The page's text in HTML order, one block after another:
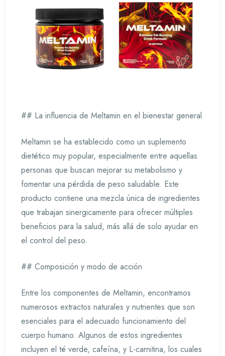
## La influencia de Meltamin en el bienestar general
Meltamin se ha establecido como un suplemento
dietético muy popular, especialmente entre aquellas
personas que buscan mejorar su metabolismo y
fomentar una pérdida de peso saludable. Este
producto contiene una mezcla única de ingredientes
que trabajan sinergicamente para ofrecer múltiples
beneficios para la salud, más allá de solo ayudar en
el control del peso.
## Composición y modo de acción
Entre los componentes de Meltamin, encontramos
numerosos extractos naturales y nutrientes que son
esenciales para el adecuado funcionamiento del
cuerpo humano. Algunos de estos ingredientes
incluyen el té verde, cafeína, y L-carnitina, los cuales